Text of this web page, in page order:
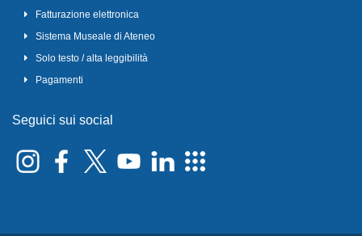
Fatturazione elettronica
Sistema Museale di Ateneo
Solo testo / alta leggibilità
Pagamenti
Seguici sui social